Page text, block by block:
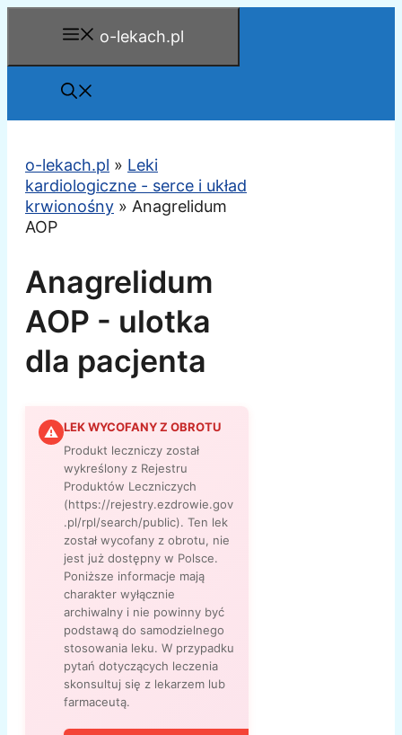
o-lekach.pl
o-lekach.pl » Leki
kardiologiczne - serce i układ
krwionośny » Anagrelidum
AOP
Anagrelidum
AOP - ulotka
dla pacjenta
⚠ LEK WYCOFANY Z OBROTU
Produkt leczniczy został
wykreślony z Rejestru
Produktów Leczniczych
(https://rejestry.ezdrowie.gov
.pl/rpl/search/public). Ten lek
został wycofany z obrotu, nie
jest już dostępny w Polsce.
Poniższe informacje mają
charakter wyłącznie
archiwalny i nie powinny być
podstawą do samodzielnego
stosowania leku. W przypadku
pytań dotyczących leczenia
skonsultuj się z lekarzem lub
farmaceutą.